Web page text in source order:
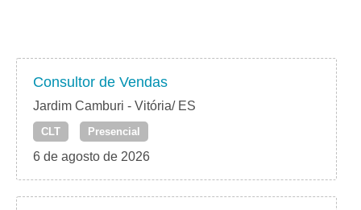
Consultor de Vendas
Jardim Camburi - Vitória/ ES
CLT Presencial
6 de agosto de 2026